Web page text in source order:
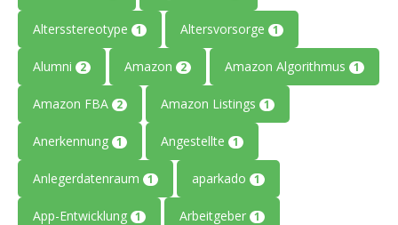
Altersstereotype 1 Altersvorsorge 1
Alumni 2 Amazon 2 Amazon Algorithmus 1
Amazon FBA 2 Amazon Listings 1
Anerkennung 1 Angestellte 1
Anlegerdatenraum 1 aparkado 1
App-Entwicklung 1 Arbeitgeber 1